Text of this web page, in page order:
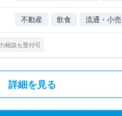
不動産 飲食 流通・小売
相談も受付可
詳細を見る